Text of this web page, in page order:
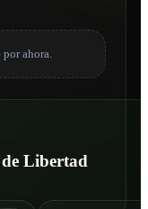
ahora.
Libertad